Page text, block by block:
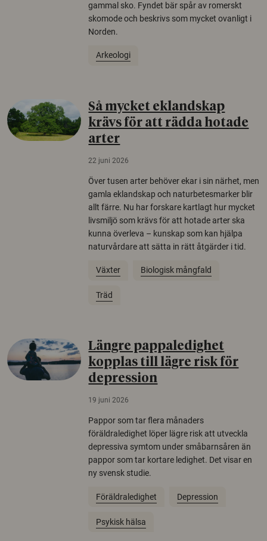
gammal sko. Fyndet bär spår av romerskt
skomode och beskrivs som mycket ovanligt i
Norden.
Arkeologi
Så mycket eklandskap
krävs för att rädda hotade
arter
22 juni 2026
Över tusen arter behöver ekar i sin närhet, men
gamla eklandskap och naturbetesmarker blir
allt färre. Nu har forskare kartlagt hur mycket
livsmiljö som krävs för att hotade arter ska
kunna överleva – kunskap som kan hjälpa
naturvårdare att sätta in rätt åtgärder i tid.
Växter Biologisk mångfald
Träd
Längre pappaledighet
kopplas till lägre risk för
depression
19 juni 2026
Pappor som tar flera månaders
föräldraledighet löper lägre risk att utveckla
depressiva symtom under småbarnsåren än
pappor som tar kortare ledighet. Det visar en
ny svensk studie.
Föräldraledighet Depression
Psykisk hälsa